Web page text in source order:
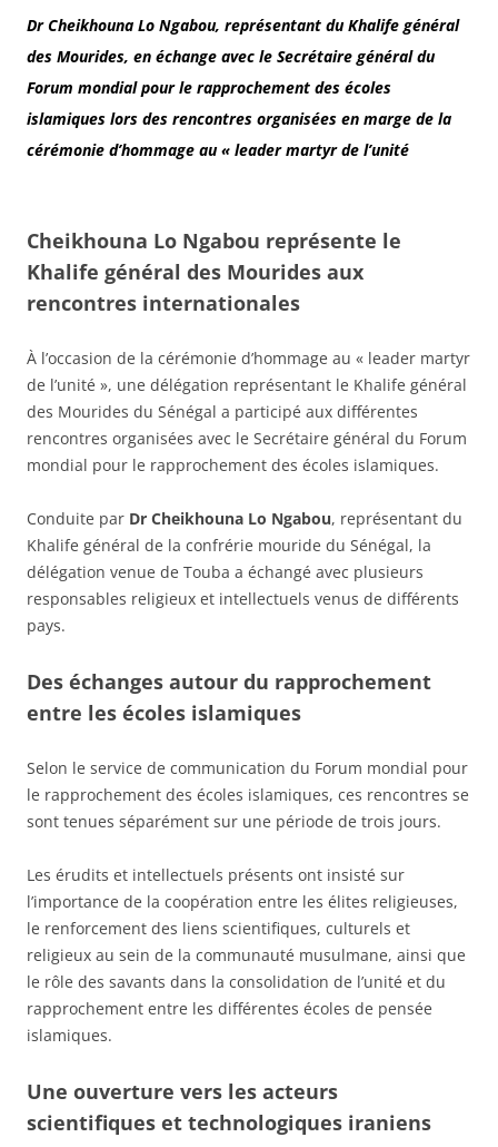
Dr Cheikhouna Lo Ngabou, représentant du Khalife général
des Mourides, en échange avec le Secrétaire général du
Forum mondial pour le rapprochement des écoles
islamiques lors des rencontres organisées en marge de la
cérémonie d’hommage au « leader martyr de l’unité
Cheikhouna Lo Ngabou représente le
Khalife général des Mourides aux
rencontres internationales
À l’occasion de la cérémonie d’hommage au « leader martyr
de l’unité », une délégation représentant le Khalife général
des Mourides du Sénégal a participé aux différentes
rencontres organisées avec le Secrétaire général du Forum
mondial pour le rapprochement des écoles islamiques.
Conduite par Dr Cheikhouna Lo Ngabou, représentant du
Khalife général de la confrérie mouride du Sénégal, la
délégation venue de Touba a échangé avec plusieurs
responsables religieux et intellectuels venus de différents
pays.
Des échanges autour du rapprochement
entre les écoles islamiques
Selon le service de communication du Forum mondial pour
le rapprochement des écoles islamiques, ces rencontres se
sont tenues séparément sur une période de trois jours.
Les érudits et intellectuels présents ont insisté sur
l’importance de la coopération entre les élites religieuses,
le renforcement des liens scientifiques, culturels et
religieux au sein de la communauté musulmane, ainsi que
le rôle des savants dans la consolidation de l’unité et du
rapprochement entre les différentes écoles de pensée
islamiques.
Une ouverture vers les acteurs
scientifiques et technologiques iraniens